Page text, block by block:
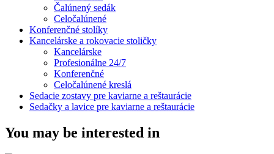
Čalúnený sedák
Celočalúnené
Konferenčné stolíky
Kancelárske a rokovacie stoličky
Kancelárske
Profesionálne 24/7
Konferenčné
Celočalúnené kreslá
Sedacie zostavy pre kaviarne a reštaurácie
Sedačky a lavice pre kaviarne a reštaurácie
You may be interested in